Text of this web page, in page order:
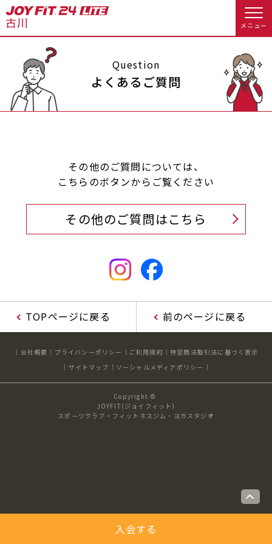
メニュー
店舗トップ
会員様へのお知らせ スタジオプログラム情報
店舗情報・サービス
入会のお手続きをする
クレジットカードで入会する WEBで入会来店予約
料金・サービス等詳しく見る
アクセス 店舗情報・サービス
見学・体験 スタジオプログラム情報
JOYFIT
JOYFIT24 JOYFIT YOGA
JOYFIT+ 店舗を探す
Question
よくあるご質問
その他のご質問については、
こちらのボタンからご覧ください
その他のご質問はこちら
入会する
TOPページに戻る 前のページに戻る
会社概要 プライバシーポリシー ご利用規約
特定商法取引法に基づく表示
サイトマップ
ソーシャルメディアポリシー
Copyright ©
JOYFIT(ジョイフィット)
スポーツクラブ・フィットネスジム・ヨガスタジオ